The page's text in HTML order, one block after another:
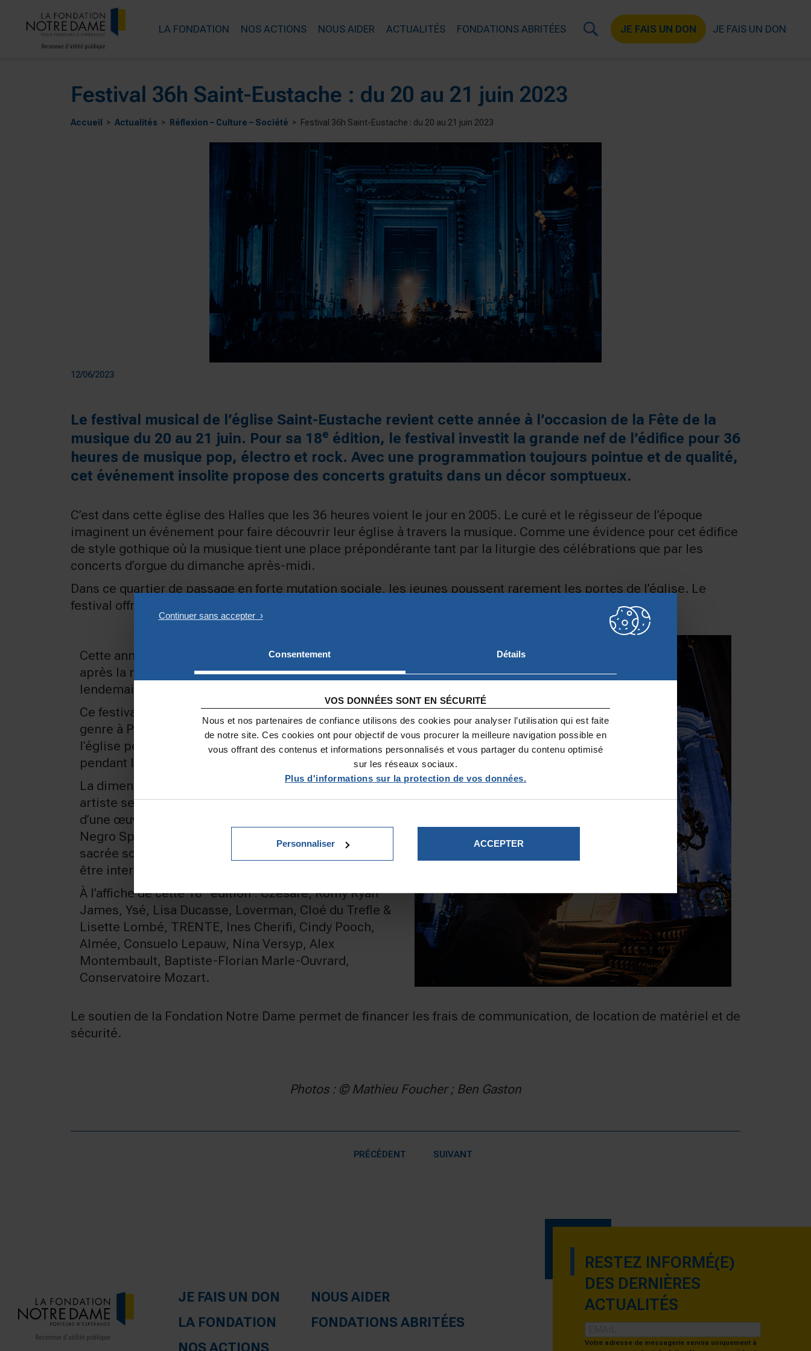
Consentement Détails
VOS DONNÉES SONT EN SÉCURITÉ
Nous et nos partenaires de confiance utilisons des cookies pour analyser l’utilisation qui est faite
de notre site. Ces cookies ont pour objectif de vous procurer la meilleure navigation possible en
vous offrant des contenus et informations personnalisés et vous partager du contenu optimisé
sur les réseaux sociaux.
Plus d'informations sur la protection de vos données.
Personnaliser ACCEPTER
LA FONDATION NOS ACTIONS NOUS AIDER ACTUALITÉS FONDATIONS ABRITÉES JE FAIS UN DON JE FAIS UN DON
Festival 36h Saint-Eustache : du 20 au 21 juin 2023
Accueil Actualités Réflexion – Culture – Société Festival 36h Saint-Eustache : du 20 au 21 juin 2023
12/06/2023
Le festival musical de l’église Saint-Eustache revient cette année à l’occasion de la Fête de la
musique du 20 au 21 juin. Pour sa 18e édition, le festival investit la grande nef de l’édifice pour 36
heures de musique pop, électro et rock. Avec une programmation toujours pointue et de qualité,
cet événement insolite propose des concerts gratuits dans un décor somptueux.
C’est dans cette église des Halles que les 36 heures voient le jour en 2005. Le curé et le régisseur de l’époque
imaginent un événement pour faire découvrir leur église à travers la musique. Comme une évidence pour cet édifice
de style gothique où la musique tient une place prépondérante tant par la liturgie des célébrations que par les
concerts d’orgue du dimanche après-midi.
Dans ce quartier de passage en forte mutation sociale, les jeunes poussent rarement les portes de l’église. Le
festival offre donc une belle occasion de faire connaître Saint-Eustache auprès d’un public différent.
Cette année, les concerts démarreront le mardi 20 juin
après la messe de 18 heures et se termineront le
lendemain avec le concert de clôture à 20 heures.
Ce festival, dont l’entrée est gratuite, est le seul du
genre à Paris : la musique règne sous les voûtes de
l’église pendant toute la durée de l’événement, même
pendant les messes.
La dimension sacrée du lieu n’est pas écartée. Chaque
artiste se voit proposer de réaliser l’arrangement
d’une œuvre liturgique (Gospel, Requiem, psaume,
Negro Spiritual…), faisant ainsi vivre la musique
sacrée sous un angle insolite. Un Ave Maria peut ainsi
être interprété par un groupe de rock…
À l’affiche de cette 18 édition : Czesare, Romy Ryan
James, Ysé, Lisa Ducasse, Loverman, Cloé du Trefle &
Lisette Lombé, TRENTE, Ines Cherifi, Cindy Pooch,
Almée, Consuelo Lepauw, Nina Versyp, Alex
Montembault, Baptiste-Florian Marle-Ouvrard,
Conservatoire Mozart.
Le soutien de la Fondation Notre Dame permet de financer les frais de communication, de location de matériel et de
sécurité.
Photos : © Mathieu Foucher ; Ben Gaston
PRÉCÉDENT SUIVANT
JE FAIS UN DON
NOUS AIDER
LA FONDATION
FONDATIONS ABRITÉES
NOS ACTIONS
RESTEZ INFORMÉ(E)
DES DERNIÈRES
ACTUALITÉS
Votre adresse de messagerie servira uniquement à